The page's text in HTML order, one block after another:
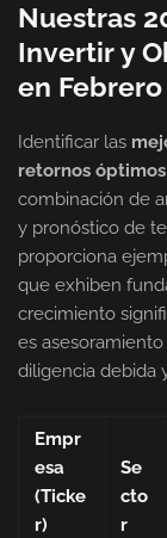
Nuestras
Invertir y
en
Identificar las
retornos
combinación de
y pronóstico de
proporciona
que exhiben
crecimiento
es
diligencia debida
Empr
esa
(Ticke
r)
Se
cto
r